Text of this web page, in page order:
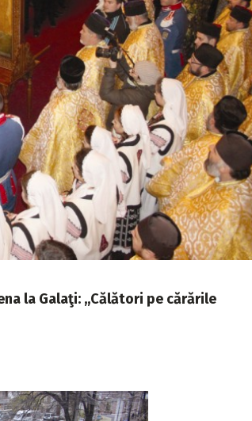
la Galaţi: ,,Călători pe cărările